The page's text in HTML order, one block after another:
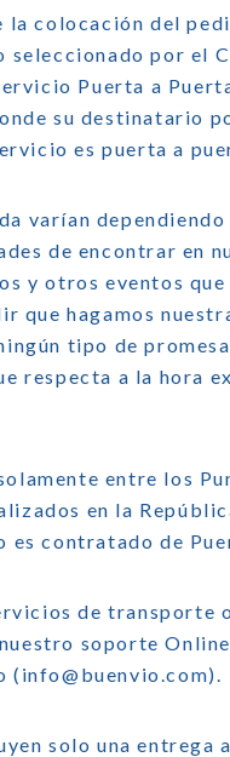
la colocación del
por el
Puerta a
su destinatario
es puerta a
varían dependiendo
de encontrar en
y otros eventos que
hagamos
tipo de
respecta a la hora
entre los
en la
es contratado de
de transporte
soporte
( info@buenvio.com).
solo una entrega